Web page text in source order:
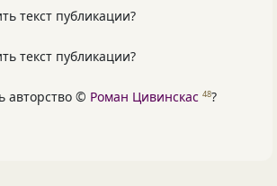
текст публикации?
текст публикации?
авторство © Роман Цивинскас 48?